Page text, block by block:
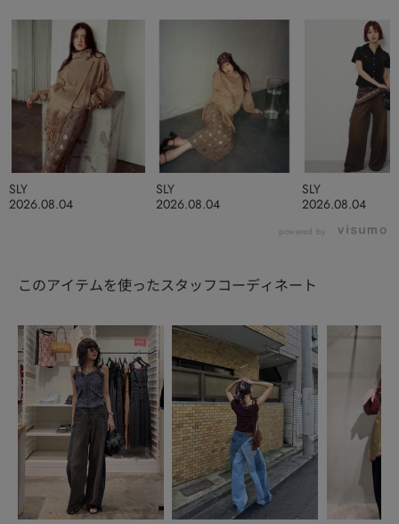
2026.08.04
SLY
2026.08.04
SLY
2026.08.04
SLY
powered by
このアイテムを使ったスタッフコーディネート